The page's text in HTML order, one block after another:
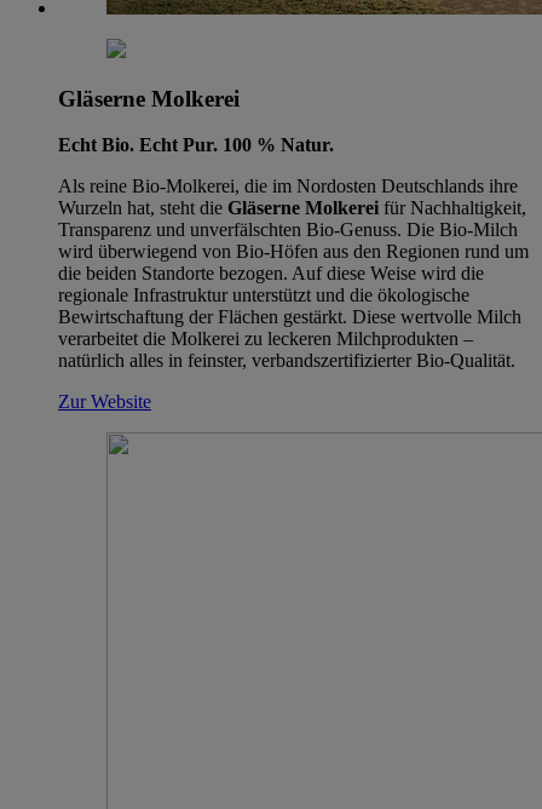
Gläserne Molkerei
Echt Bio. Echt Pur. 100 % Natur.
Als reine Bio-Molkerei, die im Nordosten Deutschlands ihre
Wurzeln hat, steht die Gläserne Molkerei für Nachhaltigkeit,
Transparenz und unverfälschten Bio-Genuss. Die Bio-Milch
wird überwiegend von Bio-Höfen aus den Regionen rund um
die beiden Standorte bezogen. Auf diese Weise wird die
regionale Infrastruktur unterstützt und die ökologische
Bewirtschaftung der Flächen gestärkt. Diese wertvolle Milch
verarbeitet die Molkerei zu leckeren Milchprodukten –
natürlich alles in feinster, verbandszertifizierter Bio-Qualität.
Zur Website